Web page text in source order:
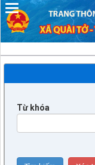
Từ khóa